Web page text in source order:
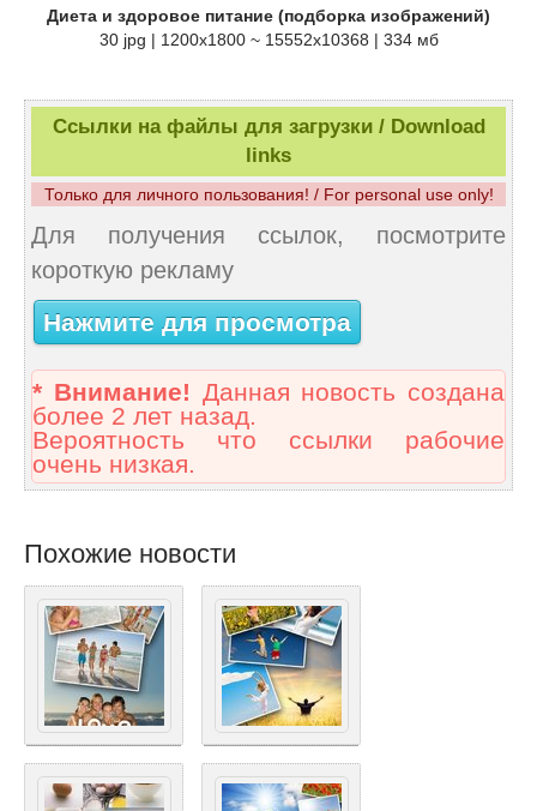
Диета и здоровое питание (подборка изображений)
30 jpg | 1200x1800 ~ 15552x10368 | 334 мб
Ссылки на файлы для загрузки / Download
links
Только для личного пользования! / For personal use only!
Для получения ссылок, посмотрите
короткую рекламу
Нажмите для просмотра
* Внимание! Данная новость создана
более 2 лет назад.
Вероятность что ссылки рабочие
очень низкая.
Похожие новости